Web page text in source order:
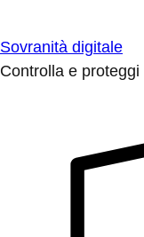
Sovranità digitale
Controlla e